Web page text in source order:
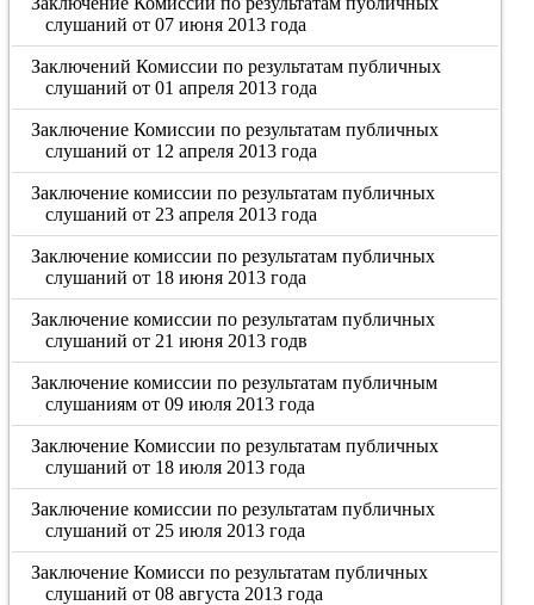
слушаний от 07 июня 2013 года
Заключений Комиссии по результатам публичных
слушаний от 01 апреля 2013 года
Заключение Комиссии по результатам публичных
слушаний от 12 апреля 2013 года
Заключение комиссии по результатам публичных
слушаний от 23 апреля 2013 года
Заключение комиссии по результатам публичных
слушаний от 18 июня 2013 года
Заключение комиссии по результатам публичных
слушаний от 21 июня 2013 годв
Заключение комиссии по результатам публичным
слушаниям от 09 июля 2013 года
Заключение Комиссии по результатам публичных
слушаний от 18 июля 2013 года
Заключение комиссии по результатам публичных
слушаний от 25 июля 2013 года
Заключение Комисси по результатам публичных
слушаний от 08 августа 2013 года